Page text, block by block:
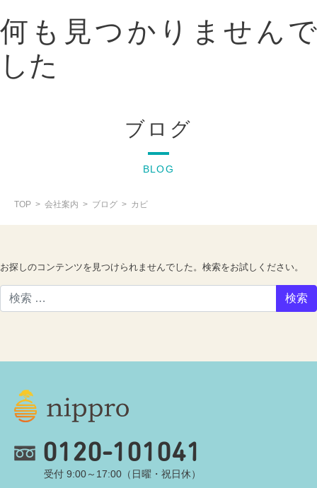
札幌の暖房・換気の総合設備会社
ブログ
BLOG
TOP 会社案内 ブログ カビ
何も見つかりませんで
した
お探しのコンテンツを見つけられませんでした。検索をお試しください。
検索
0120-101041
受付 9:00～17:00（日曜・祝日休）